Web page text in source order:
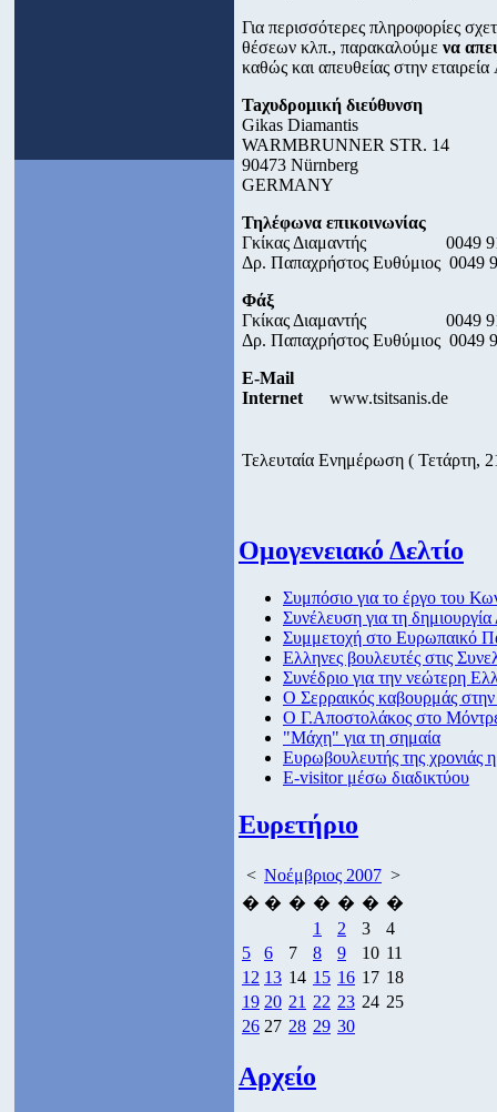
Για περισσότερες πληροφορίες
θέσεων κλπ., παρακαλούμε να
καθώς και απευθείας στην
Taχυδρομική διεύθυνση
Gikas Diamantis
WARMBRUNNER STR. 14
90473 Nürnberg
GERMANY
Τηλέφωνα επικοινωνίας
Γκίκας Διαμαντής 0049
Δρ. Παπαχρήστος Ευθύμιος 0049
Φάξ
Γκίκας Διαμαντής 0049
Δρ. Παπαχρήστος Ευθύμιος 0049
E-Mail
Internet
www.tsitsanis.de
Τελευταία Ενημέρωση ( Τετάρτη,
Ομογενειακό Δελτίο
Συμπόσιο για το έργο του
Συνέλευση για τη
Συμμετοχή στο Ευρωπαικό
Ελληνες βουλευτές στις
Συνέδριο για την νεώτερη
Ο Σερραικός καβουρμάς
Ο Γ.Αποστολάκος στο
"Μάχη" για τη σημαία
Ευρωβουλευτής της
E-visitor μέσω διαδικτύου
Ευρετήριο
< Νοέμβριος 2007 >
� � � � � � �
1
2 3
4
5
6 7 8 9 10 11
12 13 14 15 16 17 18
19 20 21 22 23 24 25
26 27 28 29 30
Αρχείο